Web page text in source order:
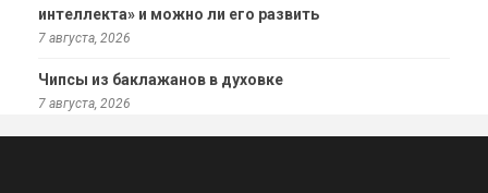
интеллекта» и можно ли его развить
7 августа, 2026
Чипсы из баклажанов в духовке
7 августа, 2026